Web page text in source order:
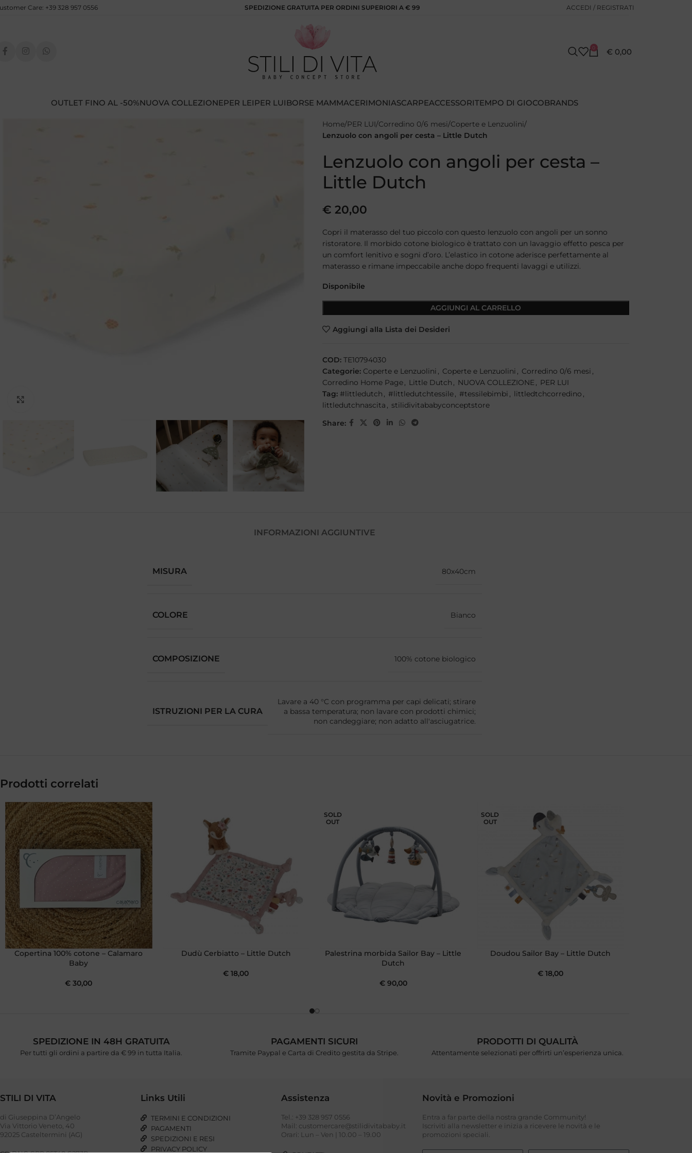
Care: +39 328 957 0556 SPEDIZIONE GRATUITA PER ORDINI SUPERIORI A € 99 ACCEDI / REGISTRATI
0 € 0,00
OUTLET FINO AL -50%NUOVA COLLEZIONEPER LEIPER LUIBORSE MAMMACERIMONIASCARPEACCESSORITEMPO DI GIOCOBRANDS
Home PER LUI Corredino 0/6 mesi Coperte e Lenzuolini
Lenzuolo con angoli per cesta – Little Dutch
Lenzuolo con angoli per cesta –
Little Dutch
€ 20,00
Copri il materasso del tuo piccolo con questo lenzuolo con angoli per un sonno
ristoratore. Il morbido cotone biologico è trattato con un lavaggio effetto pesca per
un comfort lenitivo e sogni d’oro. L’elastico in cotone aderisce perfettamente al
materasso e rimane impeccabile anche dopo frequenti lavaggi e utilizzi.
Disponibile
AGGIUNGI AL CARRELLO
Aggiungi alla Lista dei Desideri
COD: TE10794030
Categorie: Coperte e Lenzuolini , Coperte e Lenzuolini , Corredino 0/6 mesi ,
Corredino Home Page, Little Dutch , NUOVA COLLEZIONE, PER LUI
Tag: #littledutch , #littledutchtessile, #tessilebimbi , littledtchcorredino ,
littledutchnascita , stilidivitababyconceptstore
Share:
INFORMAZIONI AGGIUNTIVE
MISURA 80x40cm
COLORE Bianco
COMPOSIZIONE 100% cotone biologico
ISTRUZIONI PER LA CURA
Lavare a 40 °C con programma per capi delicati; stirare
a bassa temperatura; non lavare con prodotti chimici;
non candeggiare; non adatto all'asciugatrice.
Prodotti correlati
Copertina 100% cotone – Calamaro
Baby
€ 30,00
Dudù Cerbiatto – Little Dutch
€ 18,00
SOLD
OUT
Palestrina morbida Sailor Bay – Little
Dutch
€90,00
SOLD
OUT
Doudou Sailor Bay – Little Dutch
€ 18,00
SPEDIZIONE IN 48H GRATUITA
Per tutti gli ordini a partire da € 99 in tutta Italia.
PAGAMENTI SICURI
Tramite Paypal e Carta di Credito gestita da Stripe.
PRODOTTI DI QUALITÀ
Attentamente selezionati per offrirti un’esperienza unica.
STILI DI VITA
di Giuseppina D’Angelo
Via Vittorio Veneto, 40
92025 Casteltermini (AG)
Links Utili
TERMINI E CONDIZIONI
PAGAMENTI
SPEDIZIONI E RESI
PRIVACY POLICY
Assistenza
Tel.: +39 328 957 0556
Mail: customercare@stilidivitababy.it
Orari: Lun – Ven | 10.00 – 19.00
Novità e Promozioni
Entra a far parte della nostra grande Community!
Iscriviti alla newsletter e inizia a ricevere le novità e le
promozioni speciali.